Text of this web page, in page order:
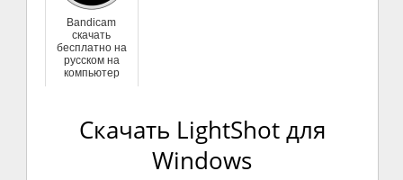
Bandicam
скачать
бесплатно на
русском на
компьютер
Скачать LightShot для
Windows